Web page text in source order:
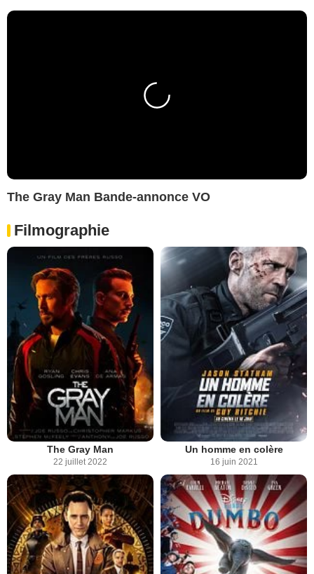
The Gray Man Bande-annonce VO
Filmographie
The Gray Man
22 juillet 2022
Un homme en colère
16 juin 2021